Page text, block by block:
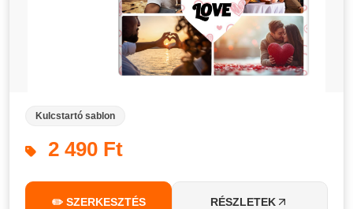
Kulcstartó sablon
2 490 Ft
✏️ SZERKESZTÉS RÉSZLETEK